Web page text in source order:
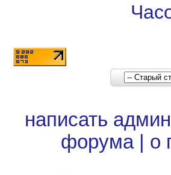
написать
форума| о